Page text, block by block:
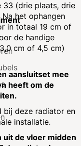
33 (drie plaats, drie
het ophangen
in totaal 19 cm of
de handige
cm of 4,5 cm)
aansluitset mee
heeft om de
bij deze radiator en
installatie.
uit de vloer midden